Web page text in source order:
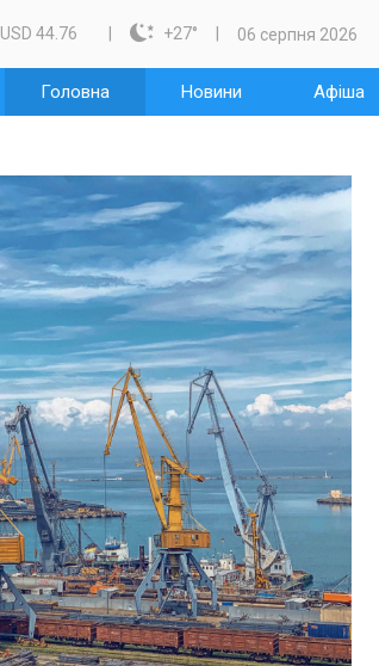
USD 44.76  +27° 06 серпня 2026
Головна Новини Афіша